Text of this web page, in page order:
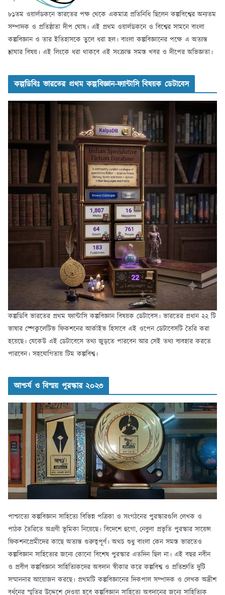
৮১তম ওয়ার্লডকনে ভারতের পক্ষ থেকে একমাত্র প্রতিনিধি ছিলেন কল্পবিশ্বের অন্যতম
সম্পাদক ও প্রতিষ্ঠাতা দীপ ঘোষ। এই প্রথম ওয়ার্লডকনে ও বিশ্বের সামনে বাংলা
কল্পবিজ্ঞান ও তার ইতিহাসকে তুলে ধরা হল। বাংলা কল্পবিজ্ঞানের পক্ষে এ অত্যন্ত
শ্লাঘার বিষয়। এই লিংকে ধরা থাকবে এই সংক্রান্ত সমস্ত খবর ও দীপের অভিজ্ঞতা।
কল্পডিবিঃ ভারতের প্রথম কল্পবিজ্ঞান-ফ্যান্টাসি বিষয়ক ডেটাবেস
কল্পডিবি ভারতের প্রথম ফ্যান্টাসি কল্পবিজ্ঞান বিষয়ক ডেটাবেস। ভারতের প্রধান ২২ টি
ভাষার স্পেকুলেটিভ ফিকশনের আর্কাইভ হিসাবে এই ওপেন ডেটাবেসটি তৈরি করা
হয়েছে। যেকেউ এই ডেটাবেসে তথ্য জুড়তে পারবেন আর সেই তথ্য ব্যবহার করতে
পারবেন। সহযোগিতায় টিম কল্পবিশ্ব।
আশ্চর্য ও বিস্ময় পুরস্কার ২০২৩
পাশ্চাত্যে কল্পবিজ্ঞান সাহিত্যে বিভিন্ন পত্রিকা ও সংগঠনের পুরস্কারগুলি লেখক ও
পাঠক তৈরিতে অগ্রণী ভূমিকা নিয়েছে। বিদেশে হুগো, নেবুলা প্রভৃতি পুরস্কার সায়েন্স
ফিকশনপ্রেমীদের কাছে অত্যন্ত গুরুত্বপূর্ণ। অথচ শুধু বাংলা কেন সমস্ত ভারতেও
কল্পবিজ্ঞান সাহিত্যের জন্যে কোনো বিশেষ পুরস্কার এতদিন ছিল না। এই বছর নবীন
ও প্রবীণ কল্পবিজ্ঞান সাহিত্যিকদের অবদান স্বীকার করে কল্পবিশ্ব ও প্রতিশ্রুতি দুটি
সম্মাননার আয়োজন করছে। প্রথমটি কল্পবিজ্ঞানের দিকপাল সম্পাদক ও লেখক অদ্রীশ
বর্ধনের স্মৃতির উদ্দেশে দেওয়া হবে কল্পবিজ্ঞান সাহিত্যে অবদানের জন্যে সাহিত্যিক